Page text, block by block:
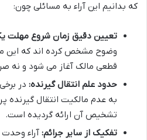
که بدانیم این آراء به مسائلی چون:
تعیین دقیق زمان شروع مهلت
وضوح مشخص کرده اند که این
قطعی مالک آغاز می شود و نه
حدود علم انتقال گیرنده: در
به عدم مالکیت انتقال گیرنده
تشخیص آن ارائه گردیده است.
تفکیک از سایر جرائم: آراء